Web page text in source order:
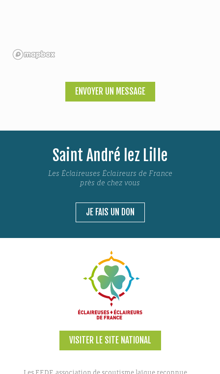
ENVOYER UN MESSAGE
Saint André lez Lille
Les Éclaireuses Éclaireurs de France
près de chez vous
JE FAIS UN DON
VISITER LE SITE NATIONAL